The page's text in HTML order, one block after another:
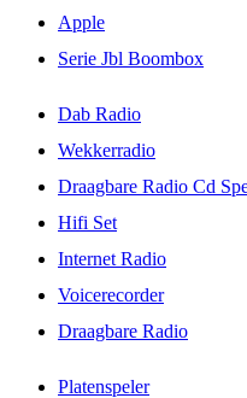
Apple
Serie Jbl Boombox
Dab Radio
Wekkerradio
Draagbare Radio Cd
Hifi Set
Internet Radio
Voicerecorder
Draagbare Radio
Platenspeler